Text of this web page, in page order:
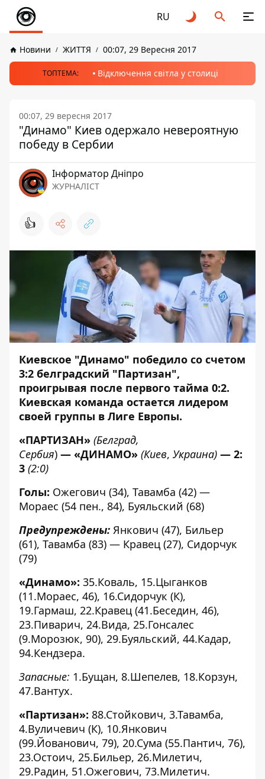
RU
Новини ЖИТТЯ 00:07, 29 Вересня 2017
ТОПТЕМА: Відключення світла у столиці
00:07, 29 вересня 2017
"Динамо" Киев одержало невероятную
победу в Сербии
Інформатор Дніпро
ЖУРНАЛІСТ
👍
Киевское "Динамо" победило со счетом
3:2 белградский "Партизан",
проигрывая после первого тайма 0:2.
Киевская команда остается лидером
своей группы в Лиге Европы.
«ПАРТИЗАН» (Белград,
Сербия) — «ДИНАМО» (Киев, Украина) — 2:
3 (2:0)
Голы: Ожегович (34), Тавамба (42) —
Мораес (54 пен., 84), Буяльский (68)
Предупреждены: Янкович (47), Бильер
(61), Тавамба (83) — Кравец (27), Сидорчук
(79)
«Динамо»: 35.Коваль, 15.Цыганков
(11.Мораес, 46), 16.Сидорчук (К),
19.Гармаш, 22.Кравец (41.Беседин, 46),
23.Пиварич, 24.Вида, 25.Гонсалес
(9.Морозюк, 90), 29.Буяльский, 44.Кадар,
94.Кендзера.
Запасные: 1.Бущан, 8.Шепелев, 18.Корзун,
47.Вантух.
«Партизан»: 88.Стойкович, 3.Тавамба,
4.Вуличевич (К), 10.Янкович
(99.Йованович, 79), 20.Сума (55.Пантич, 76),
23.Остоич, 25.Бильер, 26.Милетич,
29.Радин, 51.Ожегович, 73.Милетич.